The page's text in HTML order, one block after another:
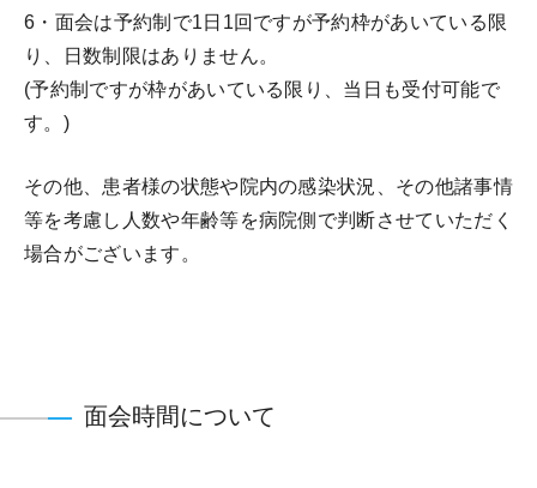
6・面会は予約制で1日1回ですが予約枠があいている限
り、日数制限はありません。
(予約制ですが枠があいている限り、当日も受付可能で
す。)
その他、患者様の状態や院内の感染状況、その他諸事情
等を考慮し人数や年齢等を病院側で判断させていただく
場合がございます。
面会時間について